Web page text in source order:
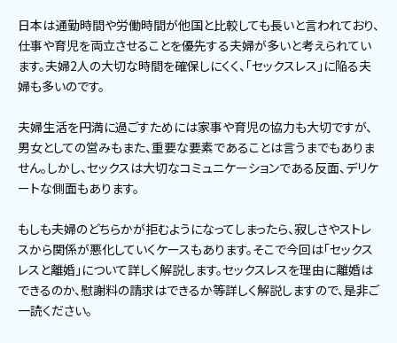
日本は通勤時間や労働時間が他国と比較しても長いと言われており、
仕事や育児を両立させることを優先する夫婦が多いと考えられてい
ます。夫婦2人の大切な時間を確保しにくく、「セックスレス」に陥る夫
婦も多いのです。
夫婦生活を円満に過ごすためには家事や育児の協力も大切ですが、
男女としての営みもまた、重要な要素であることは言うまでもありま
せん。しかし、セックスは大切なコミュニケーションである反面、デリケ
ートな側面もあります。
もしも夫婦のどちらかが拒むようになってしまったら、寂しさやストレ
スから関係が悪化していくケースもあります。そこで今回は「セックス
レスと離婚」について詳しく解説します。セックスレスを理由に離婚は
できるのか、慰謝料の請求はできるか等詳しく解説しますので、是非ご
一読ください。